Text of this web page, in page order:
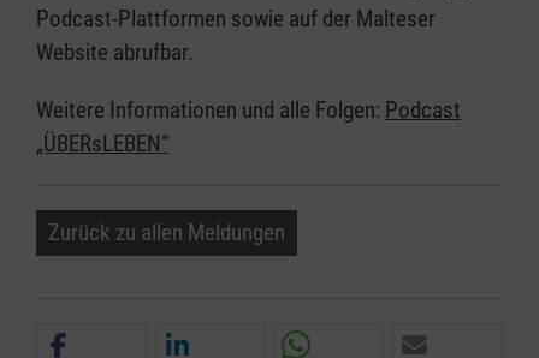
Podcast-Plattformen sowie auf der Malteser
Website abrufbar.
Weitere Informationen und alle Folgen: Podcast
„ÜBERsLEBEN“
Zurück zu allen Meldungen